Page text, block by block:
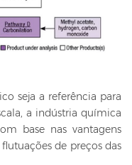
seja a referência para
a indústria química
base nas vantagens
de preços das